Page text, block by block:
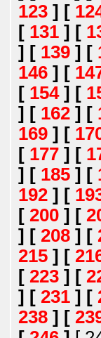
123 ] [
[ 131 ] [
] [ 139 ] [
146 ] [
[ 154] [
] [ 162 ] [
169 ] [
[ 177 ] [
] [ 185 ] [
192 ] [
[ 200 ] [
] [ 208 ] [
215 ] [
[ 223 ] [
] [ 231 ] [
238 ] [